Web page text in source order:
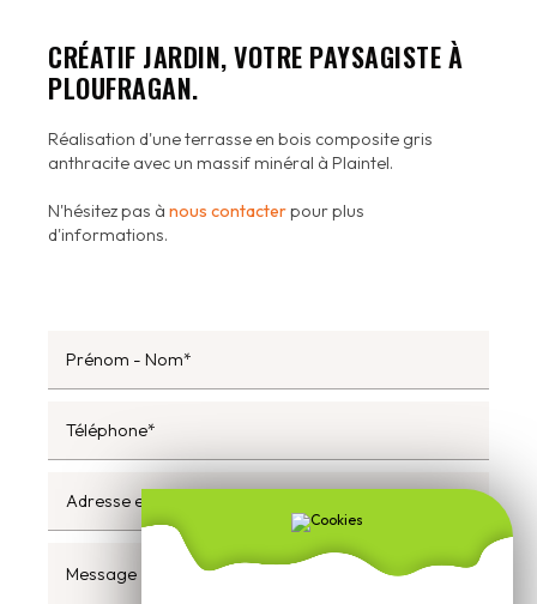
CRÉATIF JARDIN, VOTRE PAYSAGISTE À
PLOUFRAGAN.
Réalisation d'une terrasse en bois composite gris
anthracite avec un massif minéral à Plaintel.
N'hésitez pas à nous contacterpour plus
d'informations.